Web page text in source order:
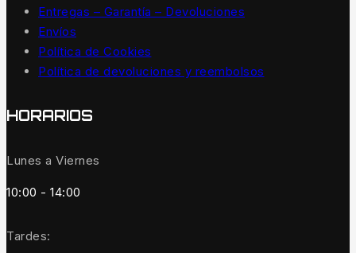
Entregas – Garantía – Devoluciones
Envíos
Política de Cookies
Política de devoluciones y reembolsos
HORARIOS
Lunes a Viernes
10:00 - 14:00
Tardes: